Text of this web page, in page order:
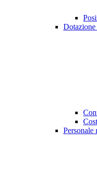
Dotazione
Personale